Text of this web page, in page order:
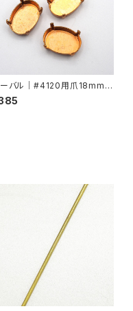
バル｜#4120用爪18mmx